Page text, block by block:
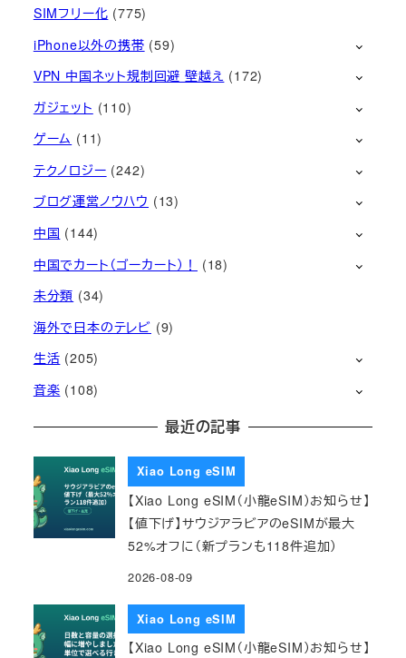
SIMフリー化 (775)
iPhone以外の携帯 (59)
VPN 中国ネット規制回避 壁越え (172)
ガジェット (110)
ゲーム (11)
テクノロジー (242)
ブログ運営ノウハウ (13)
中国 (144)
中国でカート（ゴーカート）！
(18)
未分類 (34)
海外で日本のテレビ (9)
生活 (205)
音楽 (108)
最近の記事
Xiao Long eSIM
【Xiao Long eSIM（小龍eSIM）お知らせ】
【値下げ】サウジアラビアのeSIMが最大
52%オフに（新プランも118件追加）
2026-08-09
Xiao Long eSIM
【Xiao Long eSIM（小龍eSIM）お知らせ】